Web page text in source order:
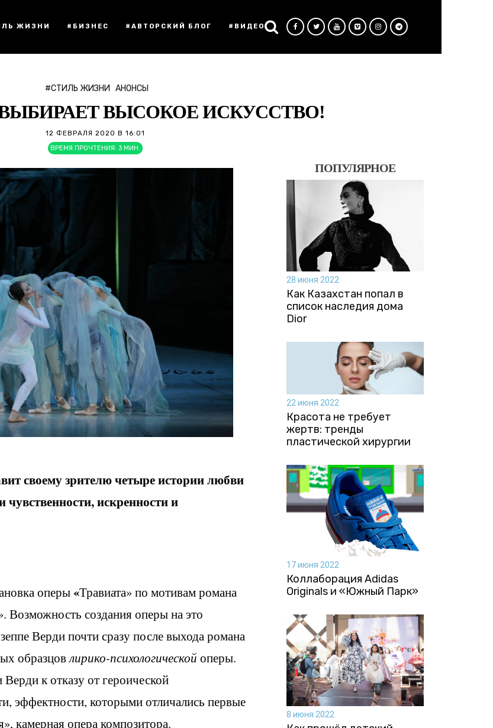
ЖИЗНИ #БИЗНЕС #АВТОРСКИЙ БЛОГ #ВИДЕО
#СТИЛЬ ЖИЗНИ АНОНСЫ
ВЫСОКОЕ ИСКУССТВО!
12 ФЕВРАЛЯ 2020 В 16:01
ВРЕМЯ ПРОЧТЕНИЯ: 3 МИН.
своему зрителю четыре истории любви
чувственности, искренности и
оперы«Травиата» по мотивам романа
создания оперы на это
Верди почти сразу после выхода романа
образцовлирико-психологической оперы.
к отказу от герои­ческой
эффектности, которы­ми отличались первые
камерная опера композитора.
ПОПУЛЯРНОЕ
28 июня 2022
Как Казахстан попал в
список наследия дома
Dior
22 июня 2022
Красота не требует
жертв: тренды
пластической хирургии
17 июня 2022
Коллаборация Аdidas
Originals и «Южный Парк»
8 июня 2022